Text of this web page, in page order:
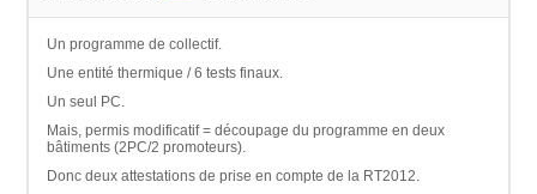
Un programme de collectif.
Une entité thermique / 6 tests finaux.
Un seul PC.
Mais, permis modificatif = découpage du programme en deux
bâtiments (2PC/2 promoteurs).
Donc deux attestations de prise en compte de la RT2012.